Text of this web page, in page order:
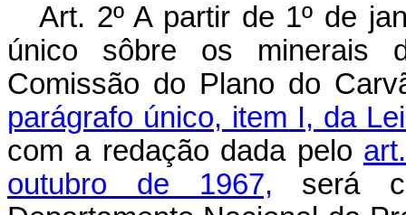
Art. 2º A partir de 1º de
único sôbre os minerais
Comissão do Plano do
parágrafo único, item I, da
com a redação dada pelo
outubro de 1967, será